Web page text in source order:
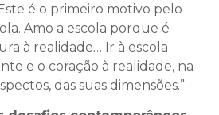
é o primeiro motivo pelo
Amo a escola porque é
à realidade… Ir à escola
e o coração à realidade, na
das suas dimensões.”